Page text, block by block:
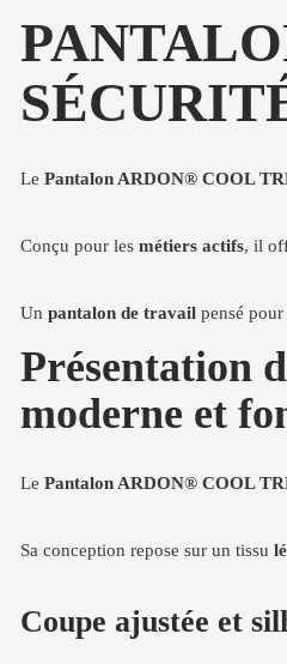
Le Pantalon ARDON® COOL
Conçu pour les métiers actifs, il
Un pantalon de travail pensé
Présentation
moderne et
Le Pantalon ARDON® COOL
Sa conception repose sur un tissu
Coupe ajustée et